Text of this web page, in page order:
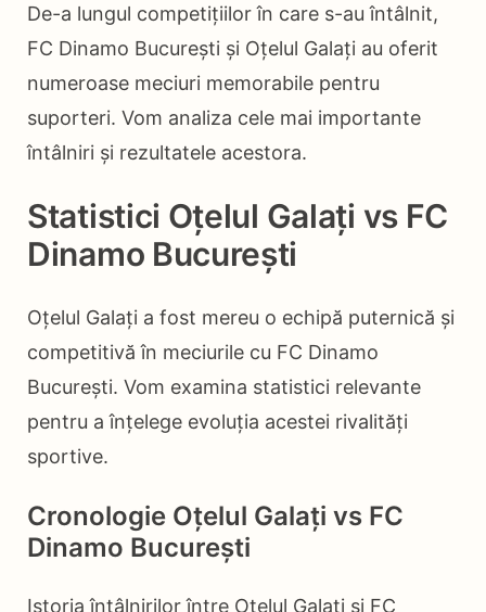
De-a lungul competițiilor în care s-au întâlnit,
FC Dinamo București și Oțelul Galați au oferit
numeroase meciuri memorabile pentru
suporteri. Vom analiza cele mai importante
întâlniri și rezultatele acestora.
Statistici Oțelul Galați vs FC
Dinamo București
Oțelul Galați a fost mereu o echipă puternică și
competitivă în meciurile cu FC Dinamo
București. Vom examina statistici relevante
pentru a înțelege evoluția acestei rivalități
sportive.
Cronologie Oțelul Galați vs FC
Dinamo București
Istoria întâlnirilor între Oțelul Galați și FC